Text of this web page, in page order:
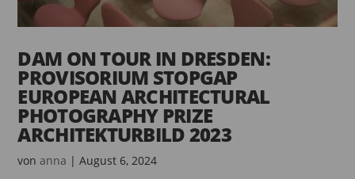
DAM ON TOUR IN DRESDEN:
PROVISORIUM STOPGAP
EUROPEAN ARCHITECTURAL
PHOTOGRAPHY PRIZE
ARCHITEKTURBILD 2023
vonanna |August 6, 2024